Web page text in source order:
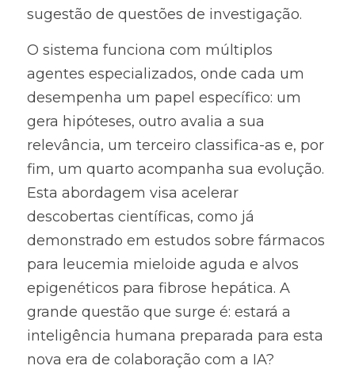
sugestão de questões de investigação.
O sistema funciona com múltiplos
agentes especializados, onde cada um
desempenha um papel específico: um
gera hipóteses, outro avalia a sua
relevância, um terceiro classifica-as e, por
fim, um quarto acompanha sua evolução.
Esta abordagem visa acelerar
descobertas científicas, como já
demonstrado em estudos sobre fármacos
para leucemia mieloide aguda e alvos
epigenéticos para fibrose hepática. A
grande questão que surge é: estará a
inteligência humana preparada para esta
nova era de colaboração com a IA?